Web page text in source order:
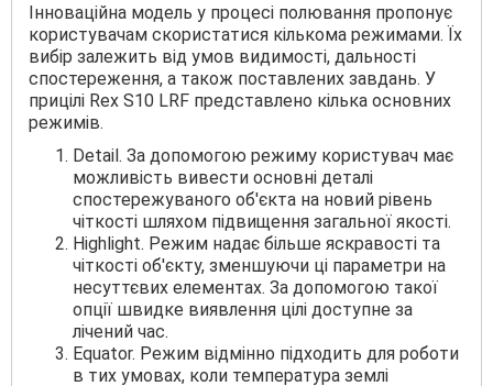
Інноваційна модель у процесі полювання пропонує
користувачам скористатися кількома режимами. Їх
вибір залежить від умов видимості, дальності
спостереження, а також поставлених завдань. У
прицілі Rex S10 LRF представлено кілька основних
режимів.
Detail. За допомогою режиму користувач має
можливість вивести основні деталі
спостережуваного об'єкта на новий рівень
чіткості шляхом підвищення загальної якості.
Highlight. Режим надає більше яскравості та
чіткості об'єкту, зменшуючи ці параметри на
несуттєвих елементах. За допомогою такої
опції швидке виявлення цілі доступне за
лічений час.
Equator. Режим відмінно підходить для роботи
в тих умовах, коли температура землі